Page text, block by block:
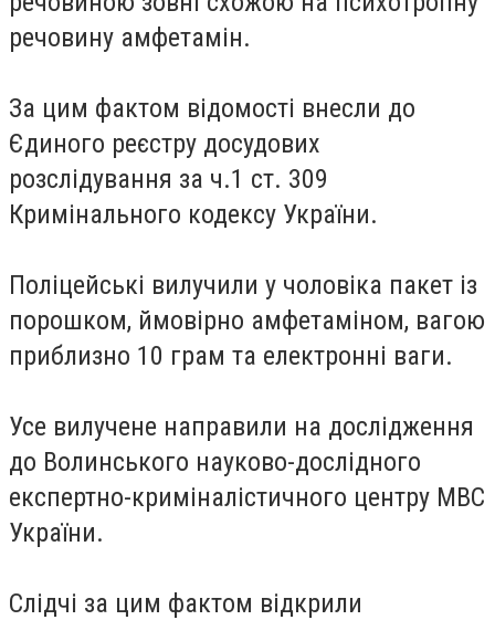
речовину амфетамін.
За цим фактом відомості внесли до
Єдиного реєстру досудових
розслідування за ч.1 ст. 309
Кримінального кодексу України.
Поліцейські вилучили у чоловіка пакет із
порошком, ймовірно амфетаміном, вагою
приблизно 10 грам та електронні ваги.
Усе вилучене направили на дослідження
до Волинського науково-дослідного
експертно-криміналістичного центру МВС
України.
Слідчі за цим фактом відкрили